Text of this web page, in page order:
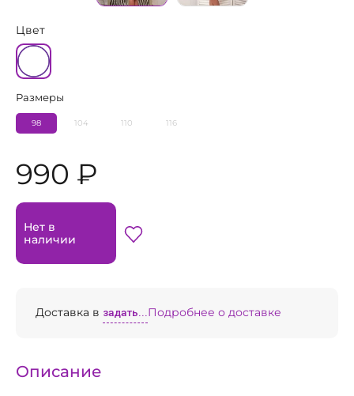
Цвет
Размеры
98 104 110 116
990 ₽
Нет в
наличии
Доставка в задать...Подробнее о доставке
Описание